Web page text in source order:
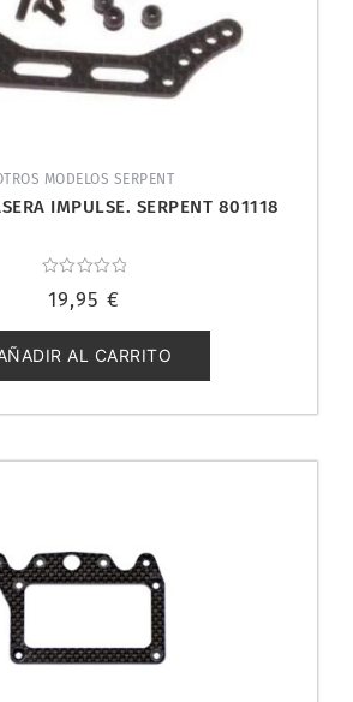
MODELOS SERPENT
IMPULSE. SERPENT 801118
con
de
5
19,95 €
AL CARRITO